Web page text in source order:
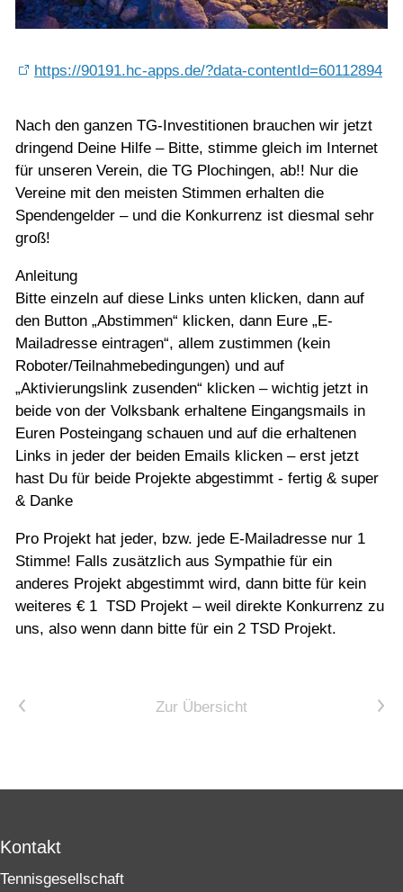
https://90191.hc-apps.de/?data-contentId=60112894
Nach den ganzen TG-Investitionen brauchen wir jetzt
dringend Deine Hilfe – Bitte, stimme gleich im Internet
für unseren Verein, die TG Plochingen, ab!! Nur die
Vereine mit den meisten Stimmen erhalten die
Spendengelder – und die Konkurrenz ist diesmal sehr
groß!
Anleitung
Bitte einzeln auf diese Links unten klicken, dann auf
den Button „Abstimmen“ klicken, dann Eure „E-
Mailadresse eintragen“, allem zustimmen (kein
Roboter/Teilnahmebedingungen) und auf
„Aktivierungslink zusenden“ klicken – wichtig jetzt in
beide von der Volksbank erhaltene Eingangsmails in
Euren Posteingang schauen und auf die erhaltenen
Links in jeder der beiden Emails klicken – erst jetzt
hast Du für beide Projekte abgestimmt - fertig & super
& Danke
Pro Projekt hat jeder, bzw. jede E-Mailadresse nur 1
Stimme! Falls zusätzlich aus Sympathie für ein
anderes Projekt abgestimmt wird, dann bitte für kein
weiteres € 1 TSD Projekt – weil direkte Konkurrenz zu
uns, also wenn dann bitte für ein 2 TSD Projekt.
Vorheriger Artikel Zur Übersicht Nächster Artikel
Kontakt
Tennisgesellschaft